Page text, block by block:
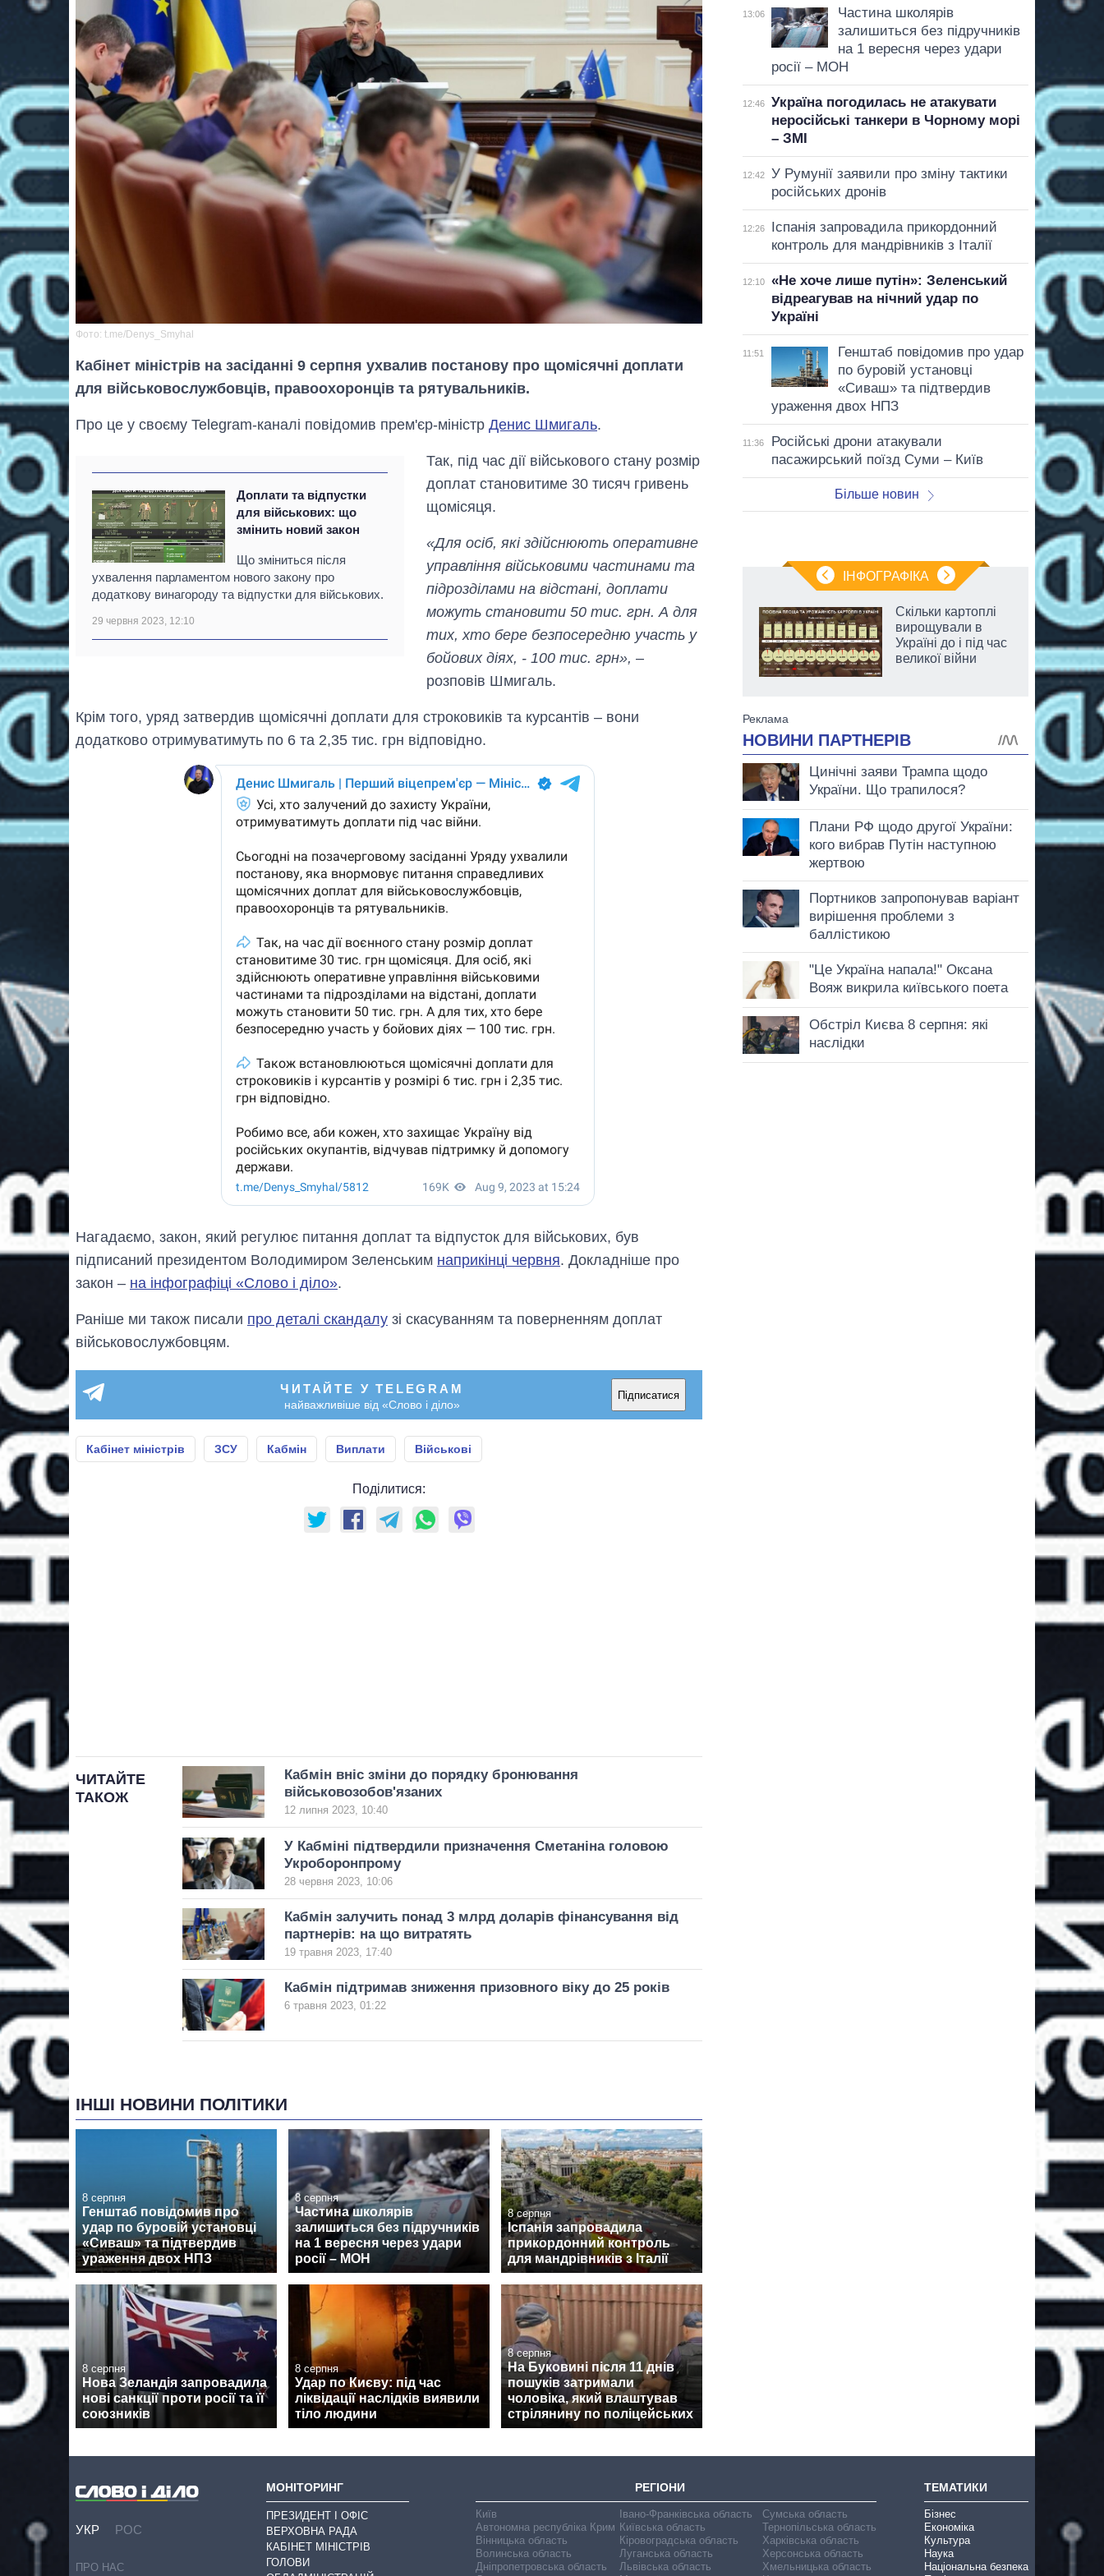
Фото: t.me/Denys_Smyhal
Кабінет міністрів на засіданні 9 серпня ухвалив постанову про щомісячні доплати
для військовослужбовців, правоохоронців та рятувальників.
Про це у своєму Telegram-каналі повідомив прем'єр-міністр Денис Шмигаль.
Доплати та відпустки
для військових: що
змінить новий закон
Що зміниться після
ухвалення парламентом нового закону про
додаткову винагороду та відпустки для військових.
29 червня 2023, 12:10
Так, під час дії військового стану розмір
доплат становитиме 30 тисяч гривень
щомісяця.
«Для осіб, які здійснюють оперативне
управління військовими частинами та
підрозділами на відстані, доплати
можуть становити 50 тис. грн. А для
тих, хто бере безпосередню участь у
бойових діях, - 100 тис. грн», –
розповів Шмигаль.
Крім того, уряд затвердив щомісячні доплати для строковиків та курсантів – вони
додатково отримуватимуть по 6 та 2,35 тис. грн відповідно.
Нагадаємо, закон, який регулює питання доплат та відпусток для військових, був
підписаний президентом Володимиром Зеленським наприкінці червня. Докладніше про
закон – на інфографіці «Слово і діло».
Раніше ми також писали про деталі скандалу зі скасуванням та поверненням доплат
військовослужбовцям.
ЧИТАЙТЕ У TELEGRAM
найважливіше від «Слово і діло»
Підписатися
Кабінет міністрів ЗСУ Кабмін Виплати Військові
Поділитися:
ЧИТАЙТЕ
ТАКОЖ
Кабмін вніс зміни до порядку бронювання
військовозобов'язаних
12 липня 2023, 10:40
У Кабміні підтвердили призначення Сметаніна головою
Укроборонпрому
28 червня 2023, 10:06
Кабмін залучить понад 3 млрд доларів фінансування від
партнерів: на що витратять
19 травня 2023, 17:40
Кабмін підтримав зниження призовного віку до 25 років
6 травня 2023, 01:22
ІНШІ НОВИНИ ПОЛІТИКИ
8 серпня
Генштаб повідомив про
удар по буровій установці
«Сиваш» та підтвердив
ураження двох НПЗ
8 серпня
Частина школярів
залишиться без підручників
на 1 вересня через удари
росії – МОН
8 серпня
Іспанія запровадила
прикордонний контроль
для мандрівників з Італії
8 серпня
Нова Зеландія запровадила
нові санкції проти росії та її
союзників
8 серпня
Удар по Києву: під час
ліквідації наслідків виявили
тіло людини
8 серпня
На Буковині після 11 днів
пошуків затримали
чоловіка, який влаштував
стрілянину по поліцейських
13:06
Частина школярів
залишиться без підручників
на 1 вересня через удари
росії – МОН
12:46
Україна погодилась не атакувати
неросійські танкери в Чорному морі
– ЗМІ
12:42
У Румунії заявили про зміну тактики
російських дронів
12:26
Іспанія запровадила прикордонний
контроль для мандрівників з Італії
12:10
«Не хоче лише путін»: Зеленський
відреагував на нічний удар по
Україні
11:51
Генштаб повідомив про удар
по буровій установці
«Сиваш» та підтвердив
ураження двох НПЗ
11:36
Російські дрони атакували
пасажирський поїзд Суми – Київ
Більше новин
ІНФОГРАФІКА
Від 1 місяця – до 5
років: хто і як
довго обіймав
посаду керівника
Скільки картоплі
вирощували в
Україні до і під час
великої війни
УКР РОС
ПРО НАС
МОНІТОРИНГ
ПРЕЗИДЕНТ І ОФІС
ВЕРХОВНА РАДА
КАБІНЕТ МІНІСТРІВ
ГОЛОВИ
РЕГІОНИ
Київ
Автономна республіка Крим
Вінницька область
Волинська область
Дніпропетровська область
Івано-Франківська область
Київська область
Кіровоградська область
Луганська область
Львівська область
Сумська область
Тернопільська область
Харківська область
Херсонська область
Хмельницька область
ТЕМАТИКИ
Бізнес
Економіка
Культура
Наука
Національна безпека